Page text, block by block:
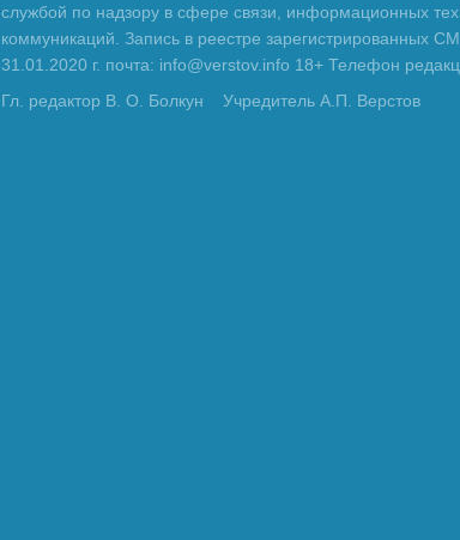
службой по надзору в сфере связи, информационных
коммуникаций. Запись в реестре зарегистрированных
31.01.2020 г. почта: info@verstov.info 18+ Телефон
Гл. редактор В. О. Болкун
Учредитель А.П. Верстов